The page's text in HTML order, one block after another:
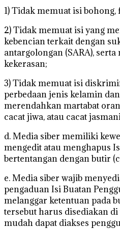
1) Tidak memuat isi bohong,
2) Tidak memuat isi yang
kebencian terkait dengan
antargolongan (SARA),
kekerasan;
3) Tidak memuat isi
perbedaan jenis kelamin
merendahkan martabat
cacat jiwa, atau cacat
d. Media siber memiliki
mengedit atau menghapus
bertentangan dengan butir
e. Media siber wajib
pengaduan Isi Buatan
melanggar ketentuan pada
tersebut harus disediakan
mudah dapat diakses